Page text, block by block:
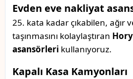
Evden eve nakliyat
25. kata kadar çıkabilen, ağır
taşınmasını kolaylaştıran
asansörleri kullanıyoruz.
Kapalı Kasa Kamyonları